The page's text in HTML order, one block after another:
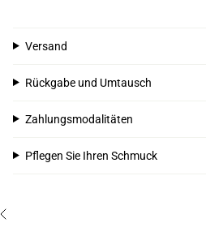
Versand
Rückgabe und Umtausch
Zahlungsmodalitäten
Pflegen Sie Ihren Schmuck